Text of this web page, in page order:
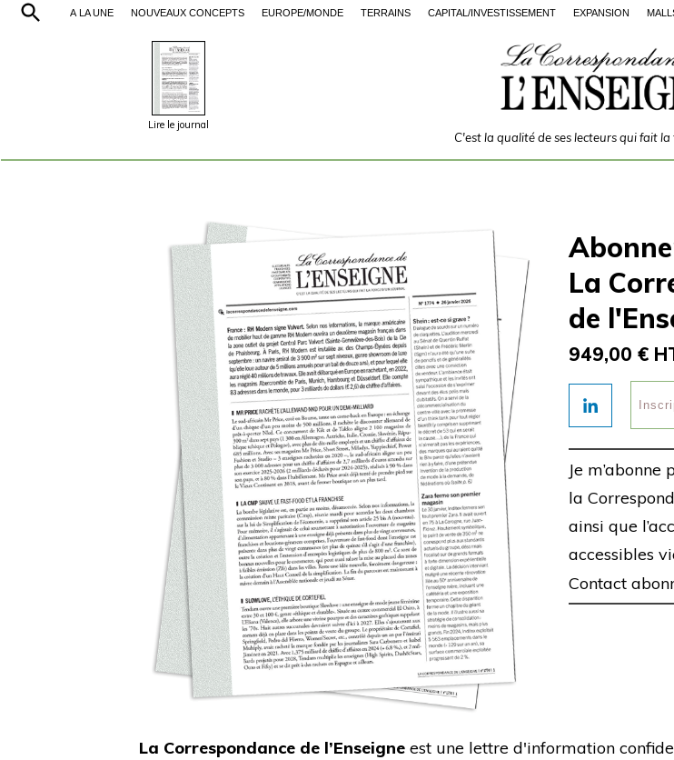
À LA UNE NOUVEAUX CONCEPTS EUROPE/MONDE TERRAINS CAPITAL/INVESTISSEMENT EXPANSION
Lire le journal
C'est la qualité de ses lecteurs qui fait
La
de
949,00 €
Je
la
ainsi que
accessibles
Contact
La Correspondance de l’Enseigne est une lettre d'information